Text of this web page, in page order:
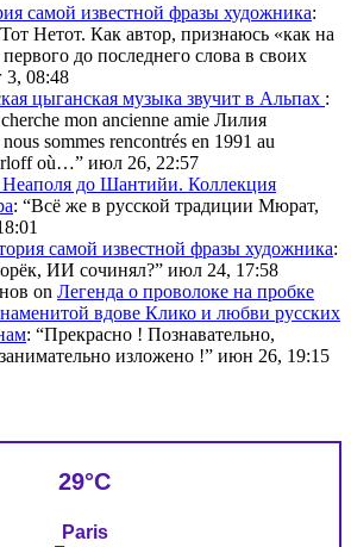
самой известной фразы художника:
Нетот. Как автор, признаюсь «как на
до последнего слова в своих
3, 08:48
цыганская музыка звучит в Альпах :
mon ancienne amie Лилия
sommes rencontrés en 1991 au
où…” июл 26, 22:57
до Шантийи. Коллекция
: “Всё же в русской традиции Мюрат,
самой известной фразы художника:
ИИ сочинял?” июл 24, 17:58
on Легенда о проволоке на пробке
вдове Клико и любви русских
: “Прекрасно ! Познавательно,
изложено !” июн 26, 19:15
29°C
Paris